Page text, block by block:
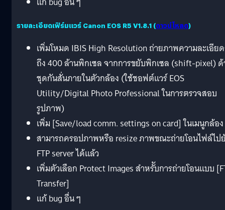
รายละเอียดเฟิร์มแวร์ Canon EOS R5 V1.8.1 (ดาวน์โหลด)
เพิ่มโหมด IBIS High Resolution ถ่ายภาพความละเอีย
ถึง 400 ล้านพิกเซล จากการขยับพิกเซล (shift-pixel)
ชุดกันสั่นภายในตัวกล้อง (ใช้ชอฟต์แวร์ EOS
Utility/Digital Photo Professional ในการตรวจสอบ
รูปภาพ)
เพิ่ม [Save/load comm. settings on card] ในเมนูกล้อง
สามารถครอปภาพหรือ resize ภาพขณะถ่ายโอนไฟล์ไป
FTP server ได้แล้ว
เพิ่มตัวเลือก Protect Images สำหรัับการถ่ายโอนแบบ
Transfer]
แก้ bug อื่น ๆ